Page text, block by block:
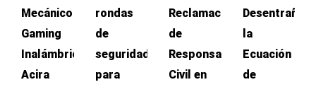
Mecánico
Gaming
Inalámbrico
Acira
rondas
de
seguridad
para
Reclamaciones
de
Responsabilidad
Civil en
la
Ecuación
de